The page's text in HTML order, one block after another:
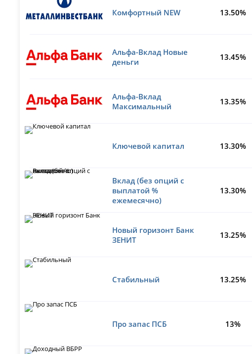
Комфортный NEW 13.50%
Альфа-Вклад Новые
деньги
13.45%
Альфа-Вклад
Максимальный
13.35%
Ключевой капитал 13.30%
Вклад (без опций с
выплатой %
ежемесячно)
13.30%
Новый горизонт Банк
ЗЕНИТ
13.25%
Стабильный 13.25%
Про запас ПСБ 13%